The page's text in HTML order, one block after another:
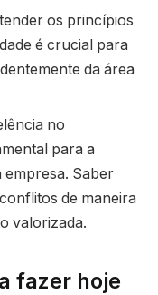
os princípios
é crucial para
da área
no
para a
empresa. Saber
de maneira
valorizada.
fazer hoje